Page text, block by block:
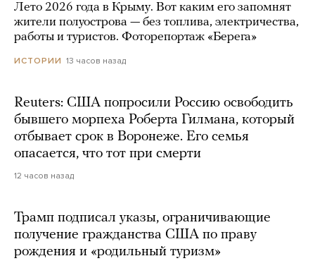
Лето 2026 года в Крыму. Вот каким его запомнят
жители полуострова — без топлива, электричества,
работы и туристов. Фоторепортаж «Берега»
ИСТОРИИ 13 часов назад
Reuters: США попросили Россию освободить
бывшего морпеха Роберта Гилмана, который
отбывает срок в Воронеже. Его семья
опасается, что тот при смерти
12 часов назад
Трамп подписал указы, ограничивающие
получение гражданства США по праву
рождения и «родильный туризм»